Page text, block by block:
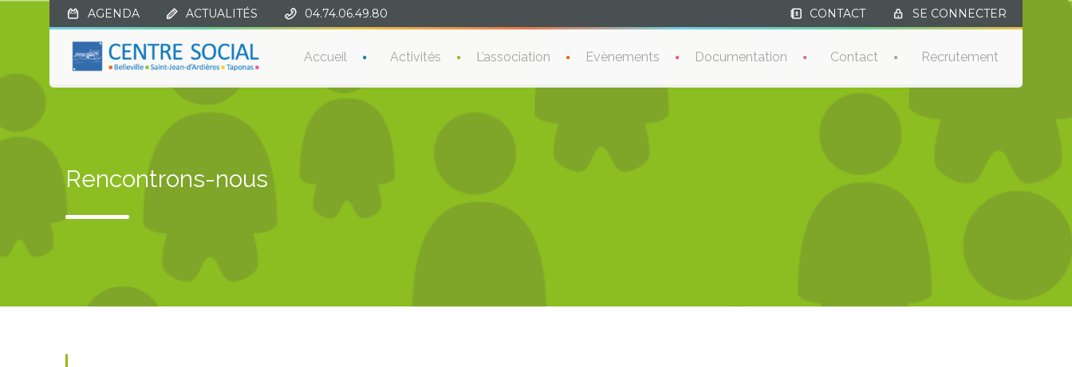
AGENDA ACTUALITÉS 04.74.06.49.80 CONTACT SE CONNECTER
Accueil Activités L’association Evènements Documentation Contact Recrutement
Rencontrons-nous